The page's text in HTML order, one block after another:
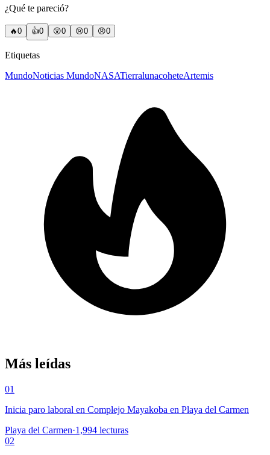
¿Qué te pareció?
🔥0 👍0 😲0 😢0 😠0
Etiquetas
MundoNoticias MundoNASATierralunacoheteArtemis
Más leídas
01
Inicia paro laboral en Complejo Mayakoba en Playa del Carmen
Playa del Carmen·1,994 lecturas
02